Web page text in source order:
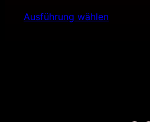
Ausführung wählen